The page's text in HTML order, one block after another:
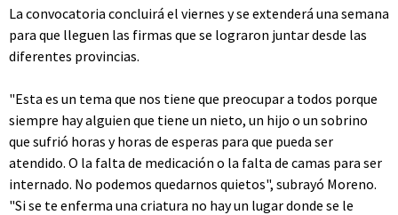
La convocatoria concluirá el viernes y se extenderá una semana
para que lleguen las firmas que se lograron juntar desde las
diferentes provincias.
"Esta es un tema que nos tiene que preocupar a todos porque
siempre hay alguien que tiene un nieto, un hijo o un sobrino
que sufrió horas y horas de esperas para que pueda ser
atendido. O la falta de medicación o la falta de camas para ser
internado. No podemos quedarnos quietos", subrayó Moreno.
"Si se te enferma una criatura no hay un lugar donde se le